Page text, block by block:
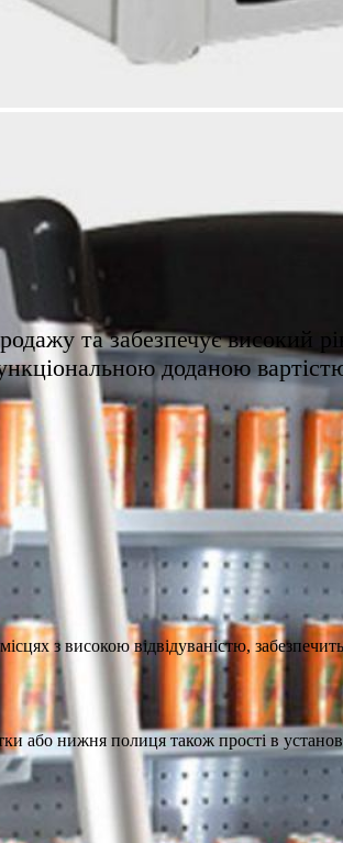
та забезпечує високий
доданою
з високою відвідуваністю,
або нижня полиця також прості в